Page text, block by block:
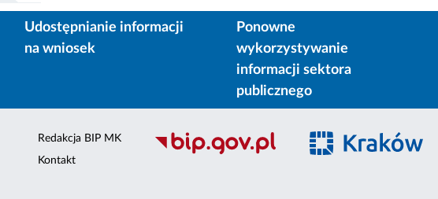
Udostępnianie informacji
na wniosek
Ponowne
wykorzystywanie
informacji sektora
publicznego
Redakcja BIP MK
Kontakt